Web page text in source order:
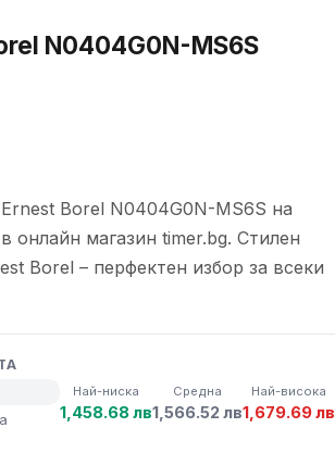
N0404G0N-MS6S
Borel N0404G0N-MS6S на
онлайн магазин timer.bg. Стилен
Borel – перфектен избор за всеки
Най-ниска
1,458.68 лв
Средна
1,566.52 лв
Най-висока
1,679.69 лв